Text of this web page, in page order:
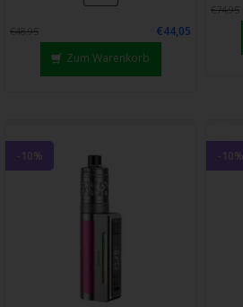
€48,95
€44,05
Zum Warenkorb
€74,95
-10% -10%